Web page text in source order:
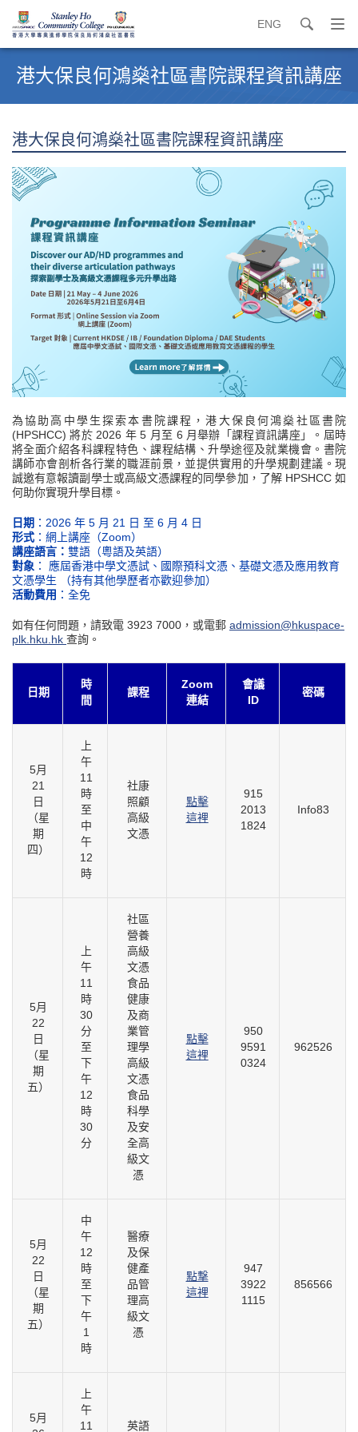
ENG search
打
開
覽
始
港大保良何鴻燊社區書院課程資訊講座
港大保良何鴻燊社區書院課程資訊講座
為協助高中學生探索本書院課程，港大保良何鴻燊社區書院
(HPSHCC) 將於 2026 年 5 月至 6 月舉辦「課程資訊講座」。屆時
將全面介紹各科課程特色、課程結構、升學途徑及就業機會。書院
講師亦會剖析各行業的職涯前景，並提供實用的升學規劃建議。現
誠邀有意報讀副學士或高級文憑課程的同學參加，了解 HPSHCC 如
何助你實現升學目標。
日期 ：2026 年 5 月 21 日 至 6 月 4 日
形式 ：網上講座（Zoom）
講座語言： 雙語（粵語及英語）
對象 ： 應屆香港中學文憑試、國際預科文憑、基礎文憑及應用教育
文憑學生 （持有其他學歷者亦歡迎參加）
活動費用 ：全免
如有任何問題，請致電 3923 7000，或電郵 admission@hkuspace-
plk.hku.hk 查詢。
日期
時
間
課程
Zoom
連結
會議
ID
密碼
5月
21
日
（星
期
四）
上
午
11
時
至
中
午
12
時
社康
照顧
高級
文憑
點擊
這裡
915
2013
1824
Info83
5月
22
日
（星
期
五）
上
午
11
時
30
分
至
下
午
12
時
30
分
社區
營養
高級
文憑
食品
健康
及商
業管
理學
高級
文憑
食品
科學
及安
全高
級文
憑
點擊
這裡
950
9591
0324
962526
5月
22
日
（星
期
五）
中
午
12
時
至
下
午
1
時
醫療
及保
健產
品管
理高
級文
憑
點撃
這裡
947
3922
1115
856566
5月
上
午
11
英語